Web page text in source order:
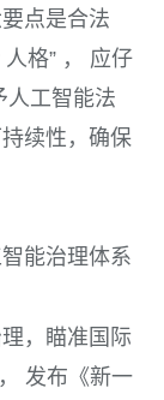
点是合法
格” ， 应仔
人工智能法
续性，确保
能治理体系
，瞄准国际
发布《新一